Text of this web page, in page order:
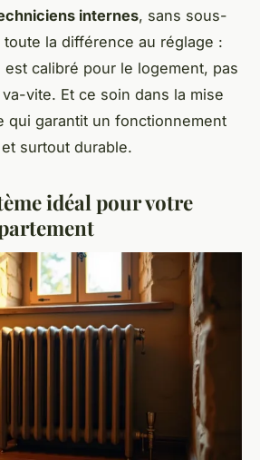
internes, sans sous-
la différence au réglage :
est calibré pour le logement, pas
vite. Et ce soin dans la mise
qui garantit un fonctionnement
surtout durable.
idéal pour votre